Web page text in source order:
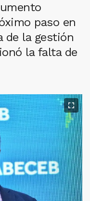
paso en
de la gestión
la falta de